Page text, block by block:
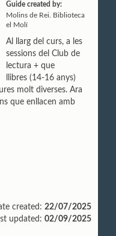
Guide created by:
Molins de Rei. Biblioteca
el Molí
Al llarg del curs, a les
sessions del Club de
lectura + que
llibres (14-16 anys)
molt diverses. Ara
que enllacen amb
created: 22/07/2025
updated: 02/09/2025